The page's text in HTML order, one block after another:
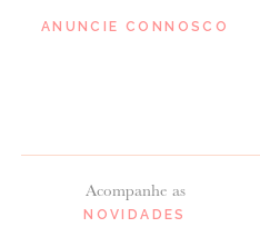
ANUNCIE CONNOSCO
Acompanhe as
NOVIDADES